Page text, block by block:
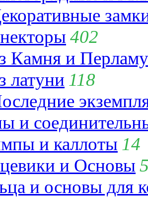
402
Камня и
латуни 118
и
и каллоты 14
и Основы
и основы для